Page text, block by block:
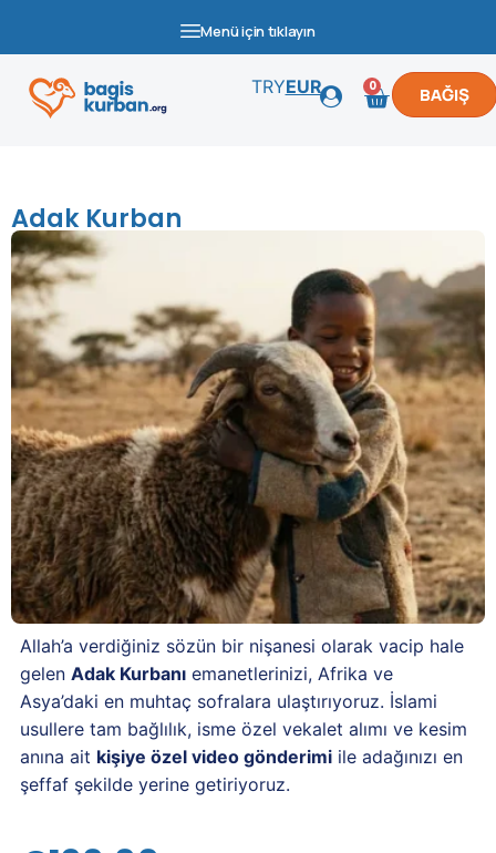
Menü için tıklayın
TRYEUR 0 BAĞIŞ
Adak Kurban
Allah’a verdiğiniz sözün bir nişanesi olarak vacip hale
gelen Adak Kurbanı emanetlerinizi, Afrika ve
Asya’daki en muhtaç sofralara ulaştırıyoruz. İslami
usullere tam bağlılık, isme özel vekalet alımı ve kesim
anına ait kişiye özel video gönderimi ile adağınızı en
şeffaf şekilde yerine getiriyoruz.